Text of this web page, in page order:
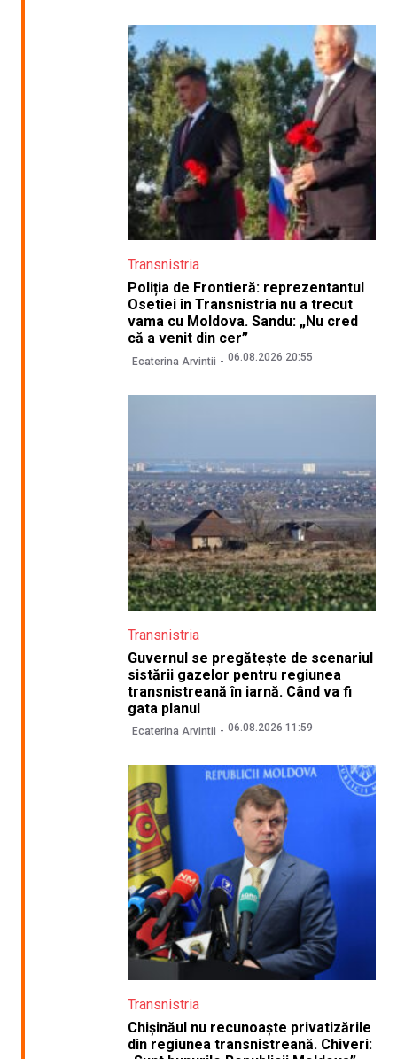
Transnistria
Poliția de Frontieră: reprezentantul
Osetiei în Transnistria nu a trecut
vama cu Moldova. Sandu: „Nu cred
că a venit din cer”
Ecaterina Arvintii 06.08.2026 20:55
Transnistria
Guvernul se pregătește de scenariul
sistării gazelor pentru regiunea
transnistreană în iarnă. Când va fi
gata planul
Ecaterina Arvintii 06.08.2026 11:59
Transnistria
Chișinăul nu recunoaște privatizările
din regiunea transnistreană. Chiveri: